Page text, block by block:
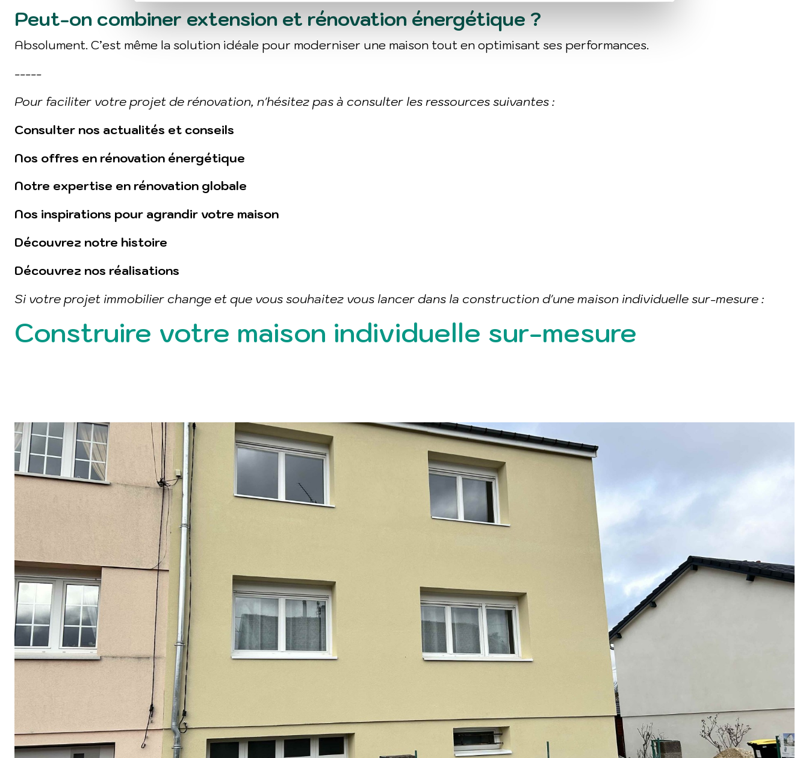
Peut-on combiner extension et rénovation énergétique ?
Absolument. C’est même la solution idéale pour moderniser une maison tout en optimisant ses performances.
-----
Pour faciliter votre projet de rénovation, n'hésitez pas à consulter les ressources suivantes :
Consulter nos actualités et conseils
Nos offres en rénovation énergétique
Notre expertise en rénovation globale
Nos inspirations pour agrandir votre maison
Découvrez notre histoire
Découvrez nos réalisations
Si votre projet immobilier change et que vous souhaitez vous lancer dans la construction d'une maison individuelle sur-mesure :
Construire votre maison individuelle sur-mesure